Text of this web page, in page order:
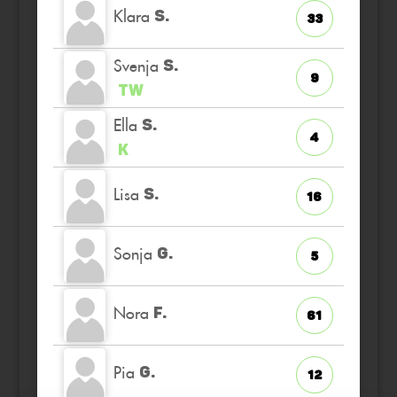
Klara S. 33
Svenja S.
TW
9
Ella S.
K
4
Lisa S. 16
Sonja G. 5
Nora F. 61
Pia G. 12